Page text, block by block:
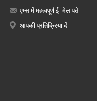
एम्स में महत्वपूर्ण ई -मेल पते
आपकी प्रतिक्रिया दें